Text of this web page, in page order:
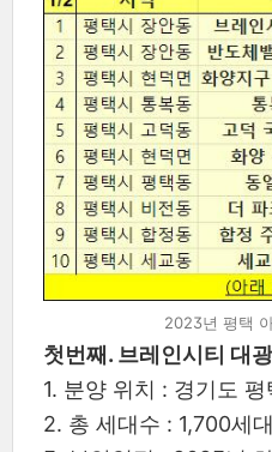
2023년 평택
첫번째. 브레인시티 대
1. 분양 위치 : 경기도
2. 총 세대수 : 1,700세